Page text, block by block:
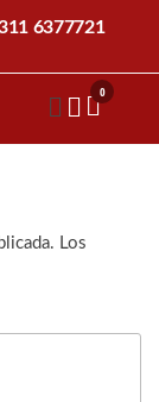
6377721
0
Los